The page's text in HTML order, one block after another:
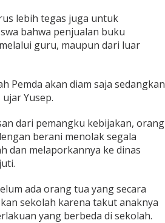
lebih tegas juga untuk
bahwa penjualan buku
guru, maupun dari luar
Pemda akan diam saja sedangkan
Yusep.
dari pemangku kebijakan, orang
berani menolak segala
dan melaporkannya ke dinas
ada orang tua yang secara
sekolah karena takut anaknya
yang berbeda di sekolah.